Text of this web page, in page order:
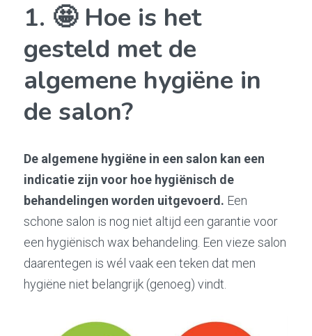
1. 🤩 Hoe is het
gesteld met de
algemene hygiëne in
de salon?
De algemene hygiëne in een salon kan een
indicatie zijn voor hoe hygiënisch de
behandelingen worden uitgevoerd. Een
schone salon is nog niet altijd een garantie voor
een hygiënisch wax behandeling. Een vieze salon
daarentegen is wél vaak een teken dat men
hygiëne niet belangrijk (genoeg) vindt.